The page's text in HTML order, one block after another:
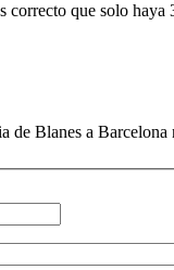
correcto que solo
de Blanes a